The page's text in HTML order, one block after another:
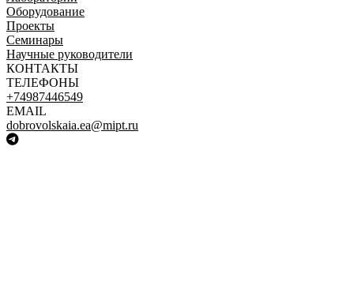
Оборудование
Проекты
Семинары
Научные руководители
КОНТАКТЫ
ТЕЛЕФОНЫ
+74987446549
EMAIL
dobrovolskaia.ea@mipt.ru